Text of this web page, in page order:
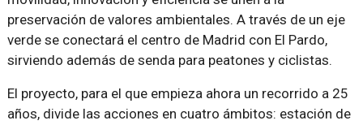
preservación de valores ambientales. A través de un eje
verde se conectará el centro de Madrid con El Pardo,
sirviendo además de senda para peatones y ciclistas.
El proyecto, para el que empieza ahora un recorrido a 25
años, divide las acciones en cuatro ámbitos: estación de